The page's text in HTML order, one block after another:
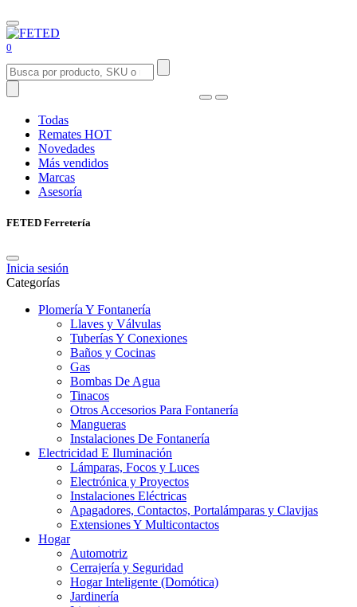
0
Todas
Remates HOT
Novedades
Más vendidos
Marcas
Asesoría
FETED Ferretería
Inicia sesión
Categorías
Plomería Y Fontanería
Llaves y Válvulas
Tuberías Y Conexiones
Baños y Cocinas
Gas
Bombas De Agua
Tinacos
Otros Accesorios Para Fontanería
Mangueras
Instalaciones De Fontanería
Electricidad E Iluminación
Lámparas, Focos y Luces
Electrónica y Proyectos
Instalaciones Eléctricas
Apagadores, Contactos, Portalámparas y Clavijas
Extensiones Y Multicontactos
Hogar
Automotriz
Cerrajería y Seguridad
Hogar Inteligente (Domótica)
Jardinería